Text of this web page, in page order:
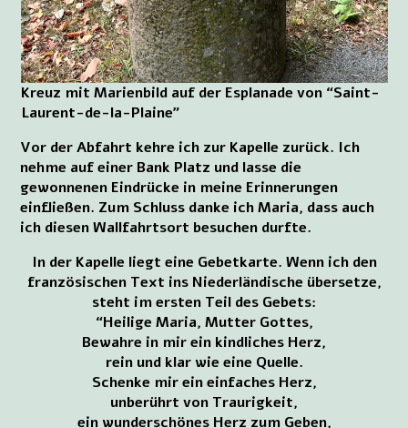
Kreuz mit Marienbild auf der Esplanade von “Saint-
Laurent-de-la-Plaine”
Vor der Abfahrt kehre ich zur Kapelle zurück. Ich
nehme auf einer Bank Platz und lasse die
gewonnenen Eindrücke in meine Erinnerungen
einfließen. Zum Schluss danke ich Maria, dass auch
ich diesen Wallfahrtsort besuchen durfte.
In der Kapelle liegt eine Gebetkarte. Wenn ich den
französischen Text ins Niederländische übersetze,
steht im ersten Teil des Gebets:
“Heilige Maria, Mutter Gottes,
Bewahre in mir ein kindliches Herz,
rein und klar wie eine Quelle.
Schenke mir ein einfaches Herz,
unberührt von Traurigkeit,
ein wunderschönes Herz zum Geben,